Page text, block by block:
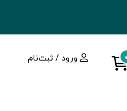
ورود / ثبت‌نام